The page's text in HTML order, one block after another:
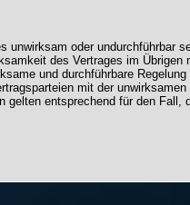
unwirksam oder undurchführbar
des Vertrages im
und durchführbare
mit der
gelten entsprechend für den